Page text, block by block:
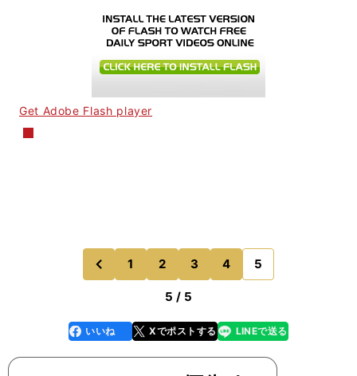
Get Adobe Flash player
前
のページへ
1 2 3 4 5
5 / 5
faceboo
k
いいね Xでポストする
line LINEで送る